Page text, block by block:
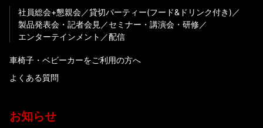
社員総会+懇親会
貸切パーティー(フード&ドリンク付き)
製品発表会・記者会見
セミナー・講演会・研修
エンターテインメント
配信
車椅子・ベビーカーをご利用の方へ
よくある質問
お知らせ